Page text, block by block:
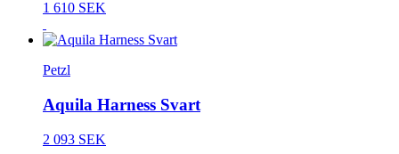
1 610 SEK
Petzl
Aquila Harness Svart
2 093 SEK